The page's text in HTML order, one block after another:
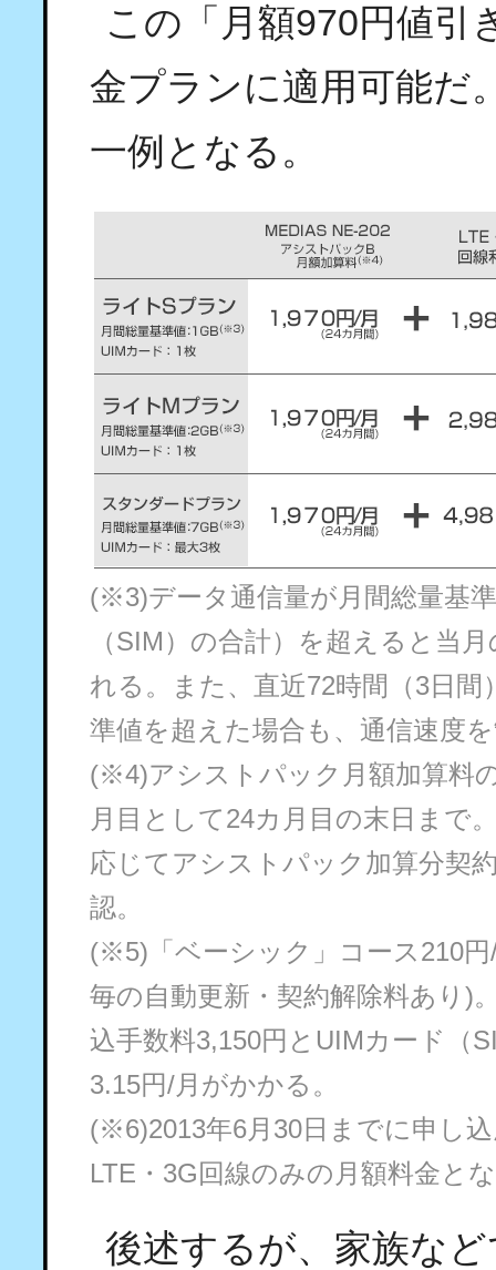
この「月額970円値引
金プランに適用可能だ
一例となる。
(※3)データ通信量が月間総量基
（SIM）の合計）を超えると当
れる。また、直近72時間（3日
準値を超えた場合も、通信速度
(※4)アシストパック月額加算料
月目として24カ月目の末日まで
応じてアシストパック加算分契
認。
(※5)「ベーシック」コース210
毎の自動更新・契約解除料あり)
込手数料3,150円とUIMカード（
3.15円/月がかかる。
(※6)2013年6月30日までに申し
LTE・3G回線のみの月額料金と
後述するが、家族な